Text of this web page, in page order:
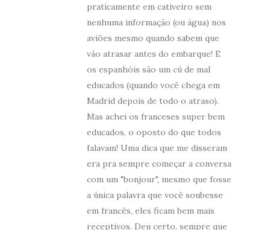
praticamente em cativeiro sem
nenhuma informação (ou água) nos
aviões mesmo quando sabem que
vão atrasar antes do embarque! E
os espanhóis são um cú de mal
educados (quando você chega em
Madrid depois de todo o atraso).
Mas achei os franceses super bem
educados, o oposto do que todos
falavam! Uma dica que me disseram
era pra sempre começar a conversa
com um "bonjour", mesmo que fosse
a única palavra que você soubesse
em francês, eles ficam bem mais
receptivos. Deu certo, sempre que